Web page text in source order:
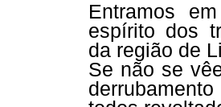
Entramos
espírito dos
da região de
Se não se